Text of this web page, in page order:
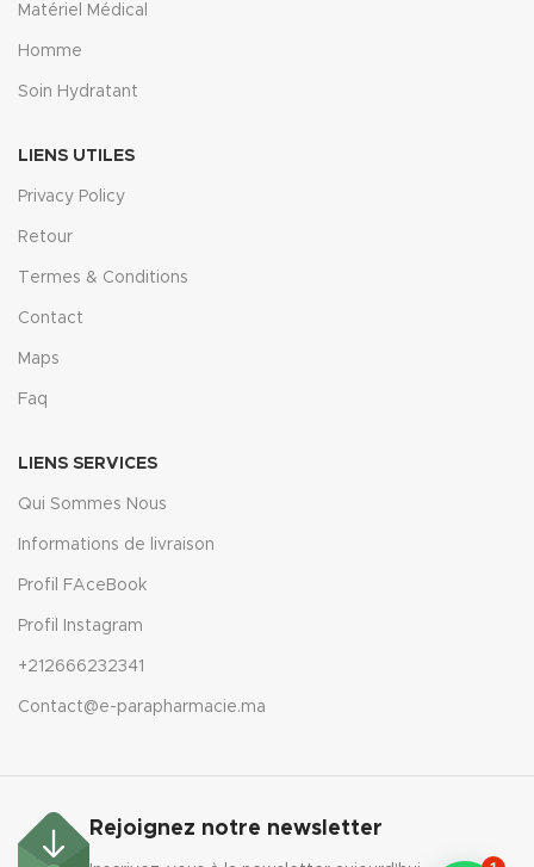
Matériel Médical
Homme
Soin Hydratant
LIENS UTILES
Privacy Policy
Retour
Termes & Conditions
Contact
Maps
Faq
LIENS SERVICES
Qui Sommes Nous
Informations de livraison
Profil FAceBook
Profil Instagram
+212666232341
Contact@e-parapharmacie.ma
Rejoignez notre newsletter